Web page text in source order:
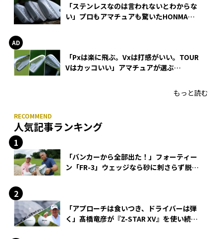
「ステンレスなのは言われないとわからな
い」プロもアマチュアも驚いたHONMA
「Pxは楽に飛ぶ。Vxは打感がいい。TOUR
Vはカッコいい」アマチュアが選ぶ
もっと読む
人気記事ランキング
「バンカーから全部出た！」フォーティー
ン「FR-3」ウェッジなら砂に刺さらず脱出
「アプローチは食いつき、ドライバーは弾
く」髙橋竜彦が『Z-STAR XV』を使い続け